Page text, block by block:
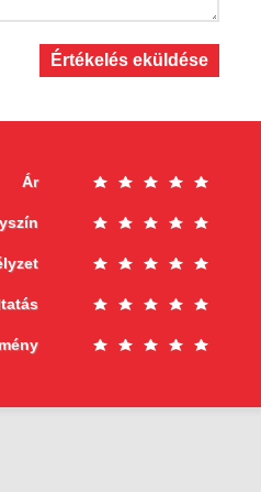
Értékelés eküldése
Ár